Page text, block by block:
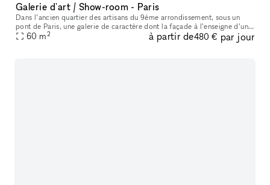
Galerie d'art / Show-room - Paris
Dans l’ancien quartier des artisans du 9ème arrondissement, sous un
pont de Paris, une galerie de caractère dont la façade à l’enseigne d’un
caviste de la fin du 19ème siècle a été restaurée dans le
60 m2 à partir de480 € par jour